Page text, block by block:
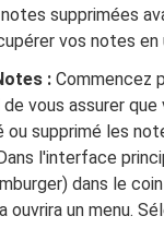
supprimées
vos notes
: Commencez
vous assurer
supprimé les
l'interface
dans le
ouvrira un menu.